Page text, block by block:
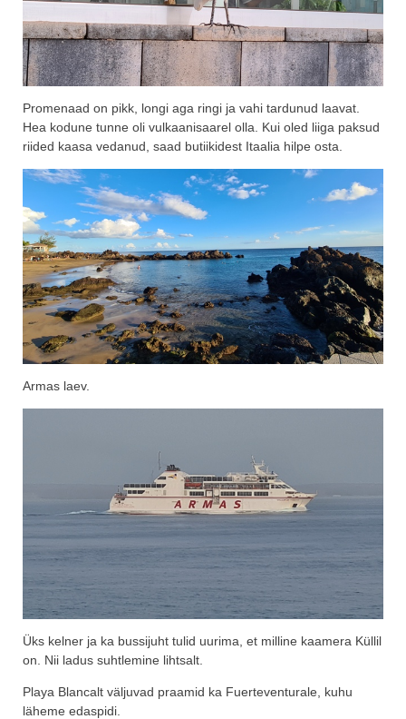
Promenaad on pikk, longi aga ringi ja vahi tardunud laavat.
Hea kodune tunne oli vulkaanisaarel olla. Kui oled liiga paksud
riided kaasa vedanud, saad butiikidest Itaalia hilpe osta.
Armas laev.
Üks kelner ja ka bussijuht tulid uurima, et milline kaamera Küllil
on. Nii ladus suhtlemine lihtsalt.
Playa Blancalt väljuvad praamid ka Fuerteventurale, kuhu
läheme edaspidi.